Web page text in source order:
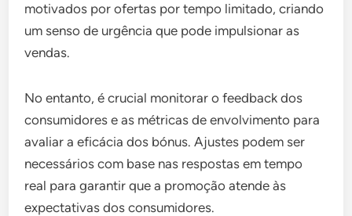
motivados por ofertas por tempo limitado, criando
um senso de urgência que pode impulsionar as
vendas.
No entanto, é crucial monitorar o feedback dos
consumidores e as métricas de envolvimento para
avaliar a eficácia dos bónus. Ajustes podem ser
necessários com base nas respostas em tempo
real para garantir que a promoção atende às
expectativas dos consumidores.